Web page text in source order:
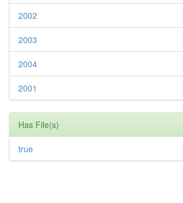
2002
2003
2004
2001
Has File(s)
true